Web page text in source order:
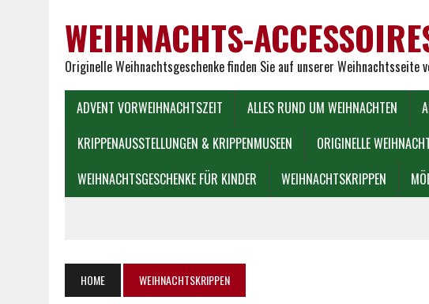
WEIHNACHTS-
Originelle Weihnachtsgeschenke finden Sie auf unserer Weihnachtsseite
ADVENT VORWEIHNACHTSZEIT ALLES RUND UM WEIHNACHTEN
KRIPPENAUSSTELLUNGEN & KRIPPENMUSEEN
ORIGINELLE
WEIHNACHTSGESCHENKE FÜR KINDER
WEIHNACHTSKRIPPEN
HOME WEIHNACHTSKRIPPEN